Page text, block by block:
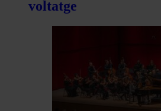
voltatge